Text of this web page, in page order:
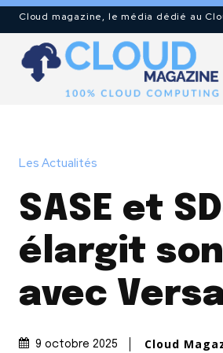
Cloud magazine, le média dédié au
Les Actualités
SASE et
élargit
avec
9 octobre 2025 Cloud